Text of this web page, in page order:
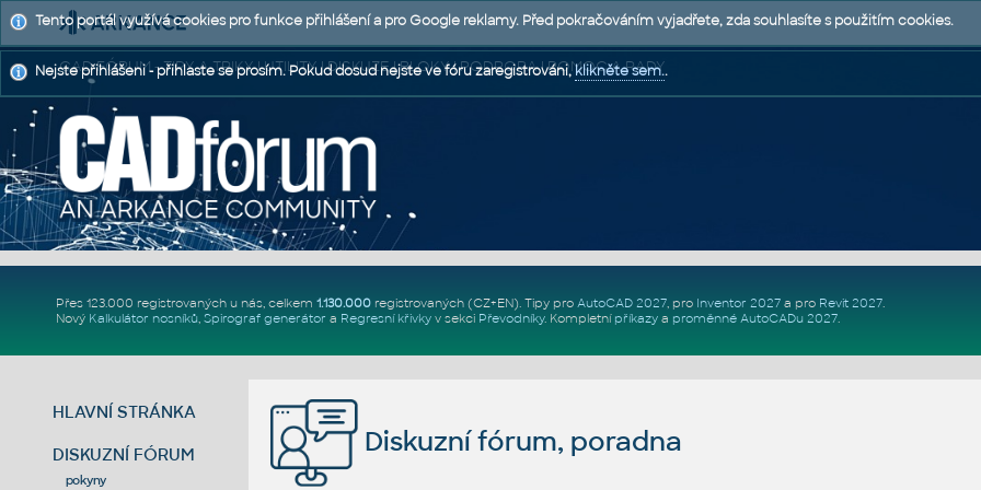
CAD FÓRUM - TIPY A TRIKY | UTILITY | DISKUZE | BLOKY | PODPORA | POMOC A RADY
Přes 123.000 registrovaných u nás, celkem 1.130.000registrovaných (CZ+EN). Tipy pro AutoCAD 2027, pro Inventor 2027a pro Revit 2027.
Nový Kalkulátor nosníků, Spirograf generátor a Regresní křivkyv sekci Převodníky. Kompletní příkazya proměnné AutoCADu 2027.
HLAVNÍ STRÁNKA
DISKUZNÍ FÓRUM
pokyny
Diskuzní fórum, poradna
Tento portál využívá cookies pro funkce přihlášení a pro Google reklamy. Před pokračováním vyjadřete, zda souhlasíte s použitím cookies.
Nejste přihlášeni - přihlaste se prosím. Pokud dosud nejste ve fóru zaregistrováni,klikněte sem..